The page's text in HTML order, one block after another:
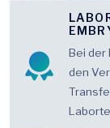
Bei der
den